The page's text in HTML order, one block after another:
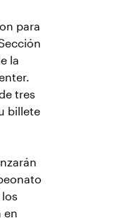
para
la
tres
billete
en